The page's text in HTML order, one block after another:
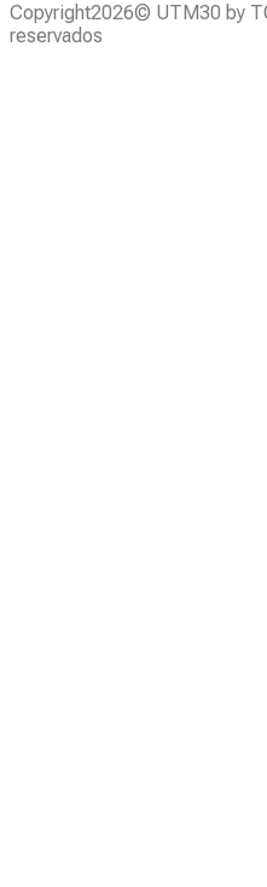
Copyright2026© UTM30 by
reservados